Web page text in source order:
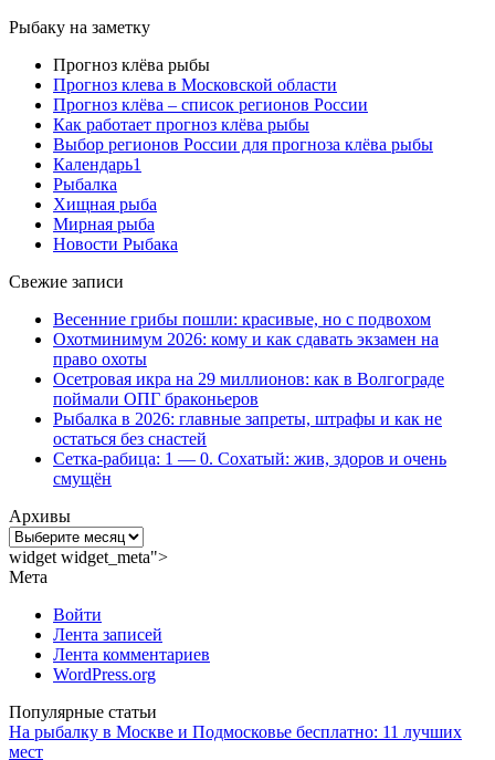
Рыбаку на заметку
Прогноз клёва рыбы
Прогноз клева в Московской области
Прогноз клёва – список регионов России
Как работает прогноз клёва рыбы
Выбор регионов России для прогноза клёва рыбы
Календарь1
Рыбалка
Хищная рыба
Мирная рыба
Новости Рыбака
Свежие записи
Весенние грибы пошли: красивые, но с подвохом
Охотминимум 2026: кому и как сдавать экзамен на
право охоты
Осетровая икра на 29 миллионов: как в Волгограде
поймали ОПГ браконьеров
Рыбалка в 2026: главные запреты, штрафы и как не
остаться без снастей
Сетка-рабица: 1 — 0. Сохатый: жив, здоров и очень
смущён
Архивы
Архивы
widget widget_meta">
Мета
Войти
Лента записей
Лента комментариев
WordPress.org
Популярные статьи
На рыбалку в Москве и Подмосковье бесплатно: 11 лучших
мест